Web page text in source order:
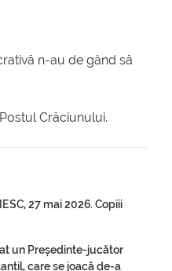
n-au de gând să
Crăciunului.
27 mai 2026. Copiii
un Președinte-jucător
care se joacă de-a